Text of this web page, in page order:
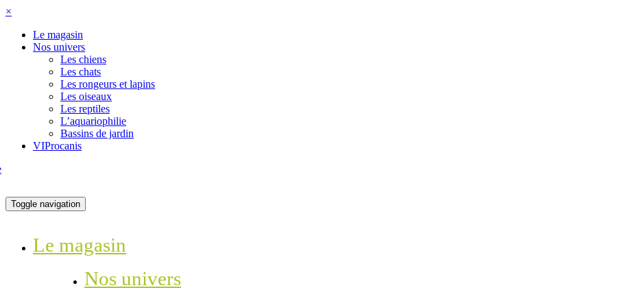
×
Le magasin
Nos univers
Les chiens
Les chats
Les rongeurs et lapins
Les oiseaux
Les reptiles
L’aquariophilie
Bassins de jardin
VIProcanis
Toggle navigation
Le magasin
Nos univers